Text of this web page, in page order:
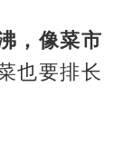
，像菜市
也要排长